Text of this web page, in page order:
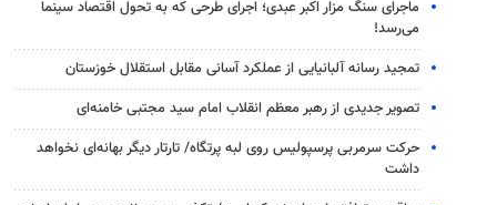
ماجرای سنگ مزار اکبر عبدی؛ اجرای طرحی که به تحول اقتصاد سینما
می‌رسد!
تمجید رسانه آلبانیایی از عملکرد آسانی مقابل استقلال خوزستان
تصویر جدیدی از رهبر معظم انقلاب امام سید مجتبی خامنه‌ای
حرکت سرمربی پرسپولیس روی لبه پرتگاه/ تارتار دیگر بهانه‌ای نخواهد
داشت